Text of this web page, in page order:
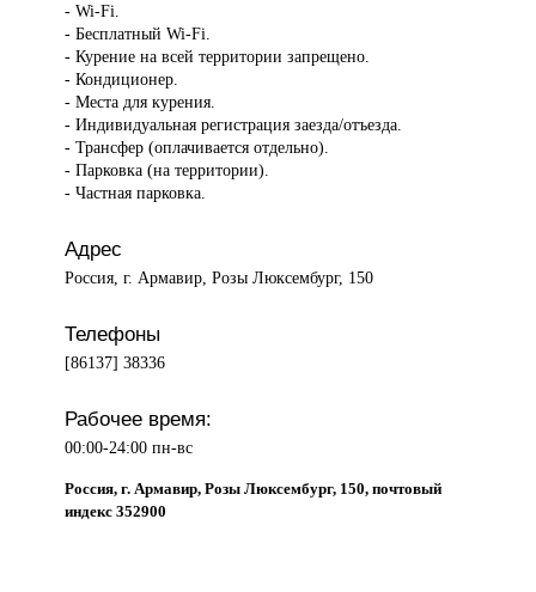
- Wi-Fi.
- Бесплатный Wi-Fi.
- Курение на всей территории запрещено.
- Кондиционер.
- Места для курения.
- Индивидуальная регистрация заезда/отъезда.
- Трансфер (оплачивается отдельно).
- Парковка (на территории).
- Частная парковка.
Адрес
Россия, г. Армавир, Розы Люксембург, 150
Телефоны
[86137] 38336
Рабочее время:
00:00-24:00 пн-вс
Россия, г. Армавир, Розы Люксембург, 150, почтовый
индекс 352900